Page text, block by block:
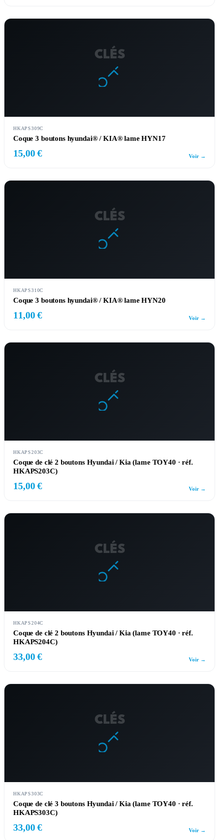
CLÉS
HKAPS309C
Coque 3 boutons hyundai® / KIA® lame HYN17
15,00 € Voir →
CLÉS
HKAPS310C
Coque 3 boutons hyundai® / KIA® lame HYN20
11,00 € Voir →
CLÉS
HKAPS203C
Coque de clé 2 boutons Hyundai / Kia (lame TOY40 · réf.
HKAPS203C)
15,00 € Voir →
CLÉS
HKAPS204C
Coque de clé 2 boutons Hyundai / Kia (lame TOY40 · réf.
HKAPS204C)
33,00 € Voir →
CLÉS
HKAPS303C
Coque de clé 3 boutons Hyundai / Kia (lame TOY40 · réf.
HKAPS303C)
33,00 € Voir →